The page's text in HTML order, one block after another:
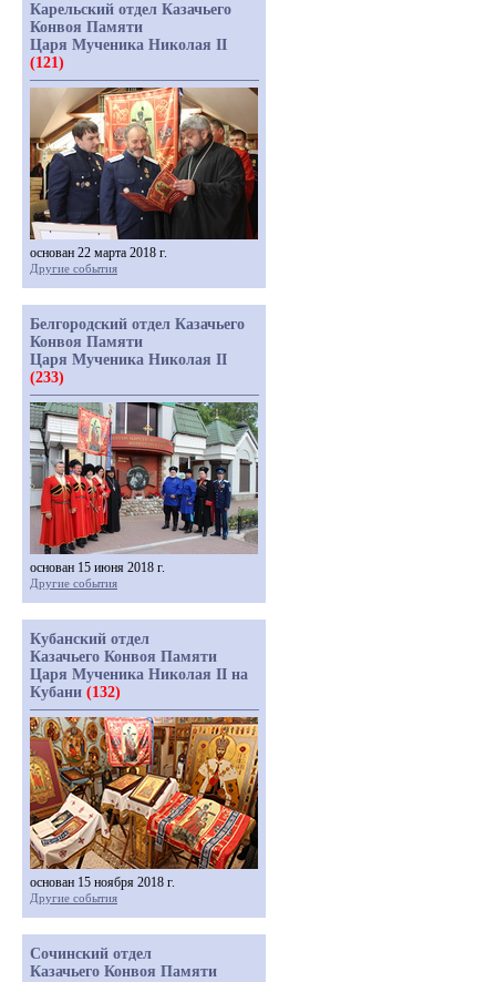
Карельский отдел Казачьего
Конвоя Памяти
Царя Мученика Николая II
(121)
основан 22 марта 2018 г.
Другие события
Белгородский отдел Казачьего
Конвоя Памяти
Царя Мученика Николая II
(233)
основан 15 июня 2018 г.
Другие события
Кубанский отдел
Казачьего Конвоя Памяти
Царя Мученика Николая II на
Кубани (132)
основан 15 ноября 2018 г.
Другие события
Сочинский отдел
Казачьего Конвоя Памяти